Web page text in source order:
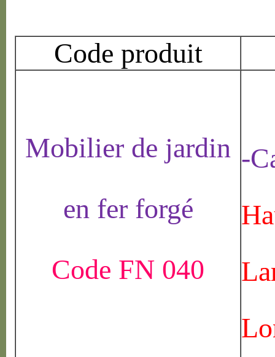
Code produit
Mobilier de jardin
en fer forgé
Code FN 040
-C